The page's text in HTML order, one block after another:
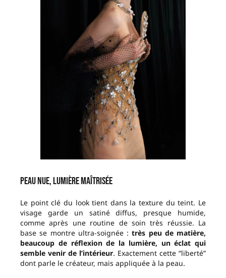
Peau nue, lumière maîtrisée
Le point clé du look tient dans la texture du teint. Le
visage garde un satiné diffus, presque humide,
comme après une routine de soin très réussie. La
base se montre ultra-soignée :très peu de matière,
beaucoup de réflexion de la lumière, un éclat qui
semble venir de l’intérieur. Exactement cette “liberté”
dont parle le créateur, mais appliquée à la peau.